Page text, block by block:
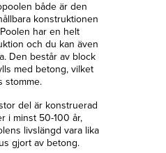
både är den
konstruktionen
har en helt
och du kan även
Den består av block
med betong, vilket
stomme.
del är konstruerad
i minst 50-100 år,
livslängd vara lika
gjort av betong.